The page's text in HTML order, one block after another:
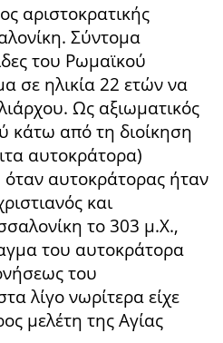
αριστοκρατικής
Σύντομα
του Ρωμαϊκού
σε ηλικία 22 ετών να
Ως αξιωματικός
κάτω από τη διοίκηση
αυτοκράτορα)
αυτοκράτορας ήταν
και
το 303 μ.Χ.,
του αυτοκράτορα
του
λίγο νωρίτερα είχε
μελέτη της Αγίας